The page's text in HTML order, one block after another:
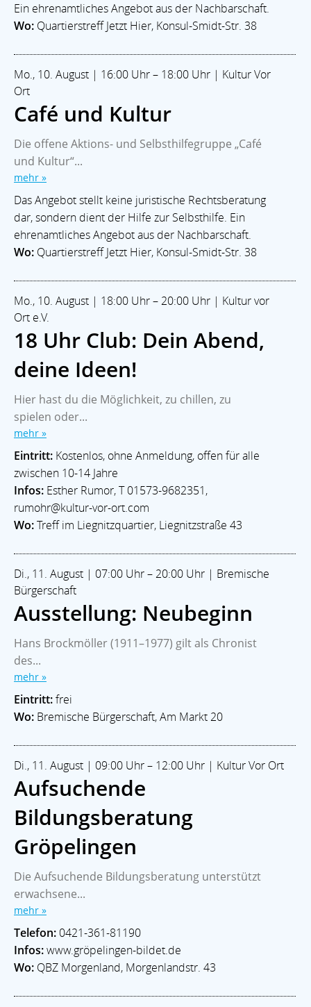
Ein ehrenamtliches Angebot aus der Nachbarschaft.
Wo: Quartierstreff Jetzt Hier, Konsul-Smidt-Str. 38
Mo., 10. August | 16:00 Uhr – 18:00 Uhr | Kultur Vor
Ort
Café und Kultur
Die offene Aktions- und Selbsthilfegruppe „Café
und Kultur“...
mehr »
Das Angebot stellt keine juristische Rechtsberatung
dar, sondern dient der Hilfe zur Selbsthilfe. Ein
ehrenamtliches Angebot aus der Nachbarschaft.
Wo: Quartierstreff Jetzt Hier, Konsul-Smidt-Str. 38
Mo., 10. August | 18:00 Uhr – 20:00 Uhr | Kultur vor
Ort e.V.
18 Uhr Club: Dein Abend,
deine Ideen!
Hier hast du die Möglichkeit, zu chillen, zu
spielen oder...
mehr »
Eintritt: Kostenlos, ohne Anmeldung, offen für alle
zwischen 10-14 Jahre
Infos: Esther Rumor, T 01573-9682351,
rumohr@kultur-vor-ort.com
Wo:Treff im Liegnitzquartier, Liegnitzstraße 43
Di., 11. August | 07:00 Uhr – 20:00 Uhr | Bremische
Bürgerschaft
Ausstellung: Neubeginn
Hans Brockmöller (1911–1977) gilt als Chronist
des...
mehr »
Eintritt:frei
Wo: Bremische Bürgerschaft, Am Markt 20
Di., 11. August | 09:00 Uhr – 12:00 Uhr | Kultur Vor Ort
Aufsuchende
Bildungsberatung
Gröpelingen
Die Aufsuchende Bildungsberatung unterstützt
erwachsene...
mehr »
Telefon: 0421-361-81190
Infos:www.gröpelingen-bildet.de
Wo: QBZ Morgenland, Morgenlandstr. 43